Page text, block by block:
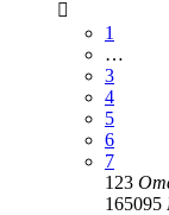
1
…
3
4
5
6
7
123
165095